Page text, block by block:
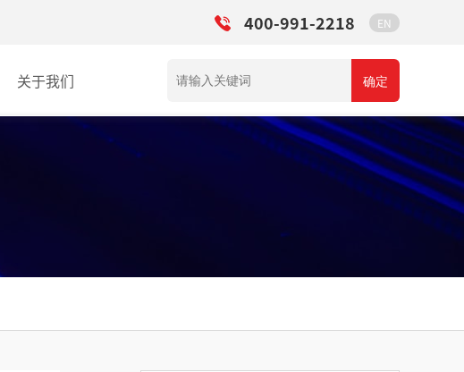
400-991-2218 EN
关于我们 确定